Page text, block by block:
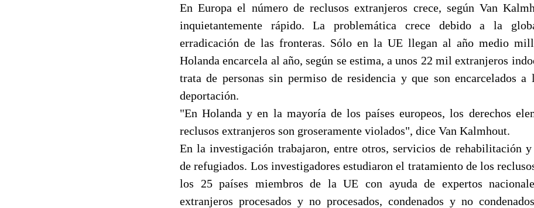
En Europa el número de reclusos extranjeros crece, según Van
inquietantemente rápido. La problemática crece debido a la
erradicación de las fronteras. Sólo en la UE llegan al año medio
Holanda encarcela al año, según se estima, a unos 22 mil extranjeros
trata de personas sin permiso de residencia y que son encarcelados a
deportación.
"En Holanda y en la mayoría de los países europeos, los derechos
reclusos extranjeros son groseramente violados", dice Van Kalmhout.
En la investigación trabajaron, entre otros, servicios de rehabilitación y
de refugiados. Los investigadores estudiaron el tratamiento de los
los 25 países miembros de la UE con ayuda de expertos
extranjeros procesados y no procesados, condenados y no